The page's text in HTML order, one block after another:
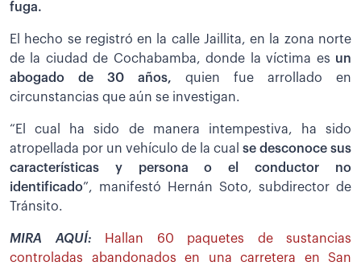
fuga.
El hecho se registró en la calle Jaillita, en la zona norte
de la ciudad de Cochabamba, donde la víctima es un
abogado de 30 años, quien fue arrollado en
circunstancias que aún se investigan.
“El cual ha sido de manera intempestiva, ha sido
atropellada por un vehículo de la cual se desconoce sus
características y persona o el conductor no
identificado”, manifestó Hernán Soto, subdirector de
Tránsito.
MIRA AQUÍ:
Hallan 60 paquetes de sustancias
controladas abandonados en una carretera en San